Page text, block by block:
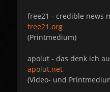
free21 - credible news
free21.org
(Printmedium)
apolut - das denk ich
apolut.net
(Video- und